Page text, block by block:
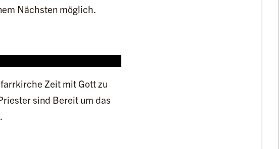
Nächsten möglich.
Zeit mit Gott zu
sind Bereit um das